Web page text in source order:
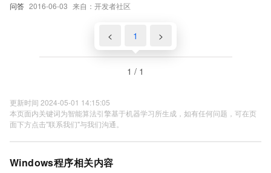
问答 2016-06-03 来自：开发者社区
< 1 >
1 / 1
更新时间 2024-05-01 14:15:05
本页面内关键词为智能算法引擎基于机器学习所生成，如有任何问题，可在页
面下方点击"联系我们"与我们沟通。
Windows程序相关内容